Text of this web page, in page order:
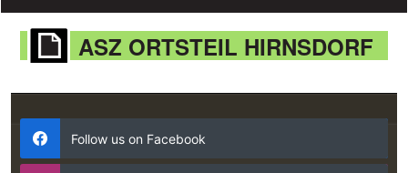
ASZ ORTSTEIL HIRNSDORF
Follow us on Facebook